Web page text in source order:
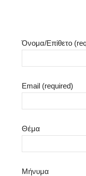
Όνομα/Επίθετο
Email (required)
Θέμα
Μήνυμα